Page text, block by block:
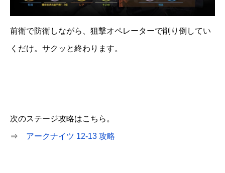
前衛で防衛しながら、狙撃オペレーターで削り倒してい
くだけ。サクッと終わります。
次のステージ攻略はこちら。
⇒ アークナイツ 12-13 攻略